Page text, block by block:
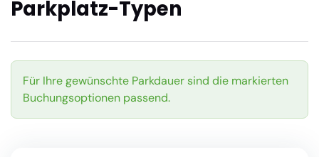
Parkplatz-Typen
Für Ihre gewünschte Parkdauer sind die markierten
Buchungsoptionen passend.